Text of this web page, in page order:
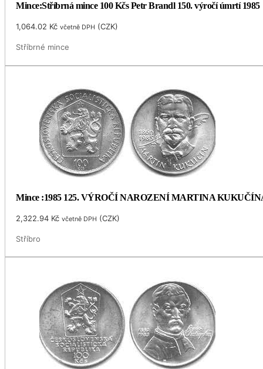
Mince:Stříbrná mince 100 Kčs Petr Brandl 150. výročí úmrtí 1985
1,064.02 Kč včetně DPH (CZK)
Stříbrné mince
Mince :1985 125. VÝROČÍ NAROZENÍ MARTINA
2,322.94 Kč včetně DPH (CZK)
Stříbro